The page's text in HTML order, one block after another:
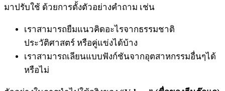
มาปรับใช้ ด้วยการตั้งตัวอย่างคำถาม เช่น
เราสามารถยืมแนวคิดอะไรจากธรรมชาติ
ประวัติศาสตร์ หรือคู่แข่งได้บ้าง
เราสามารถเลียนแบบฟังก์ชันจากอุตสาหกรรมอื่นๆได้
หรือไม่